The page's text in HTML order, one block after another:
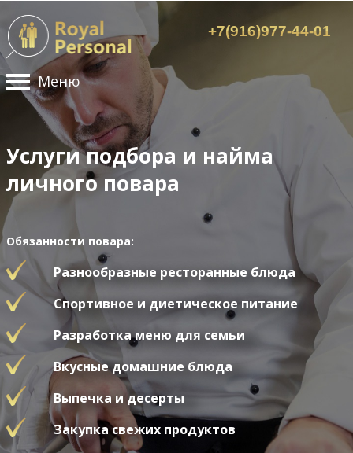
+7(916)977-44-01
Меню
Услуги подбора и найма
личного повара
Обязанности повара:
Разнообразные ресторанные блюда
Спортивное и диетическое питание
Разработка меню для семьи
Вкусные домашние блюда
Выпечка и десерты
Закупка свежих продуктов